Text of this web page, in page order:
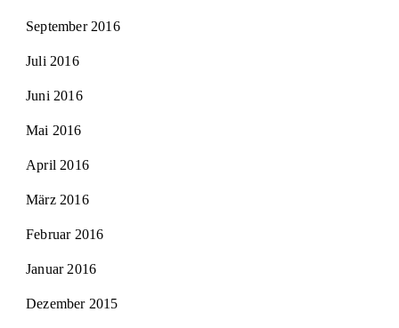
September 2016
Juli 2016
Juni 2016
Mai 2016
April 2016
März 2016
Februar 2016
Januar 2016
Dezember 2015